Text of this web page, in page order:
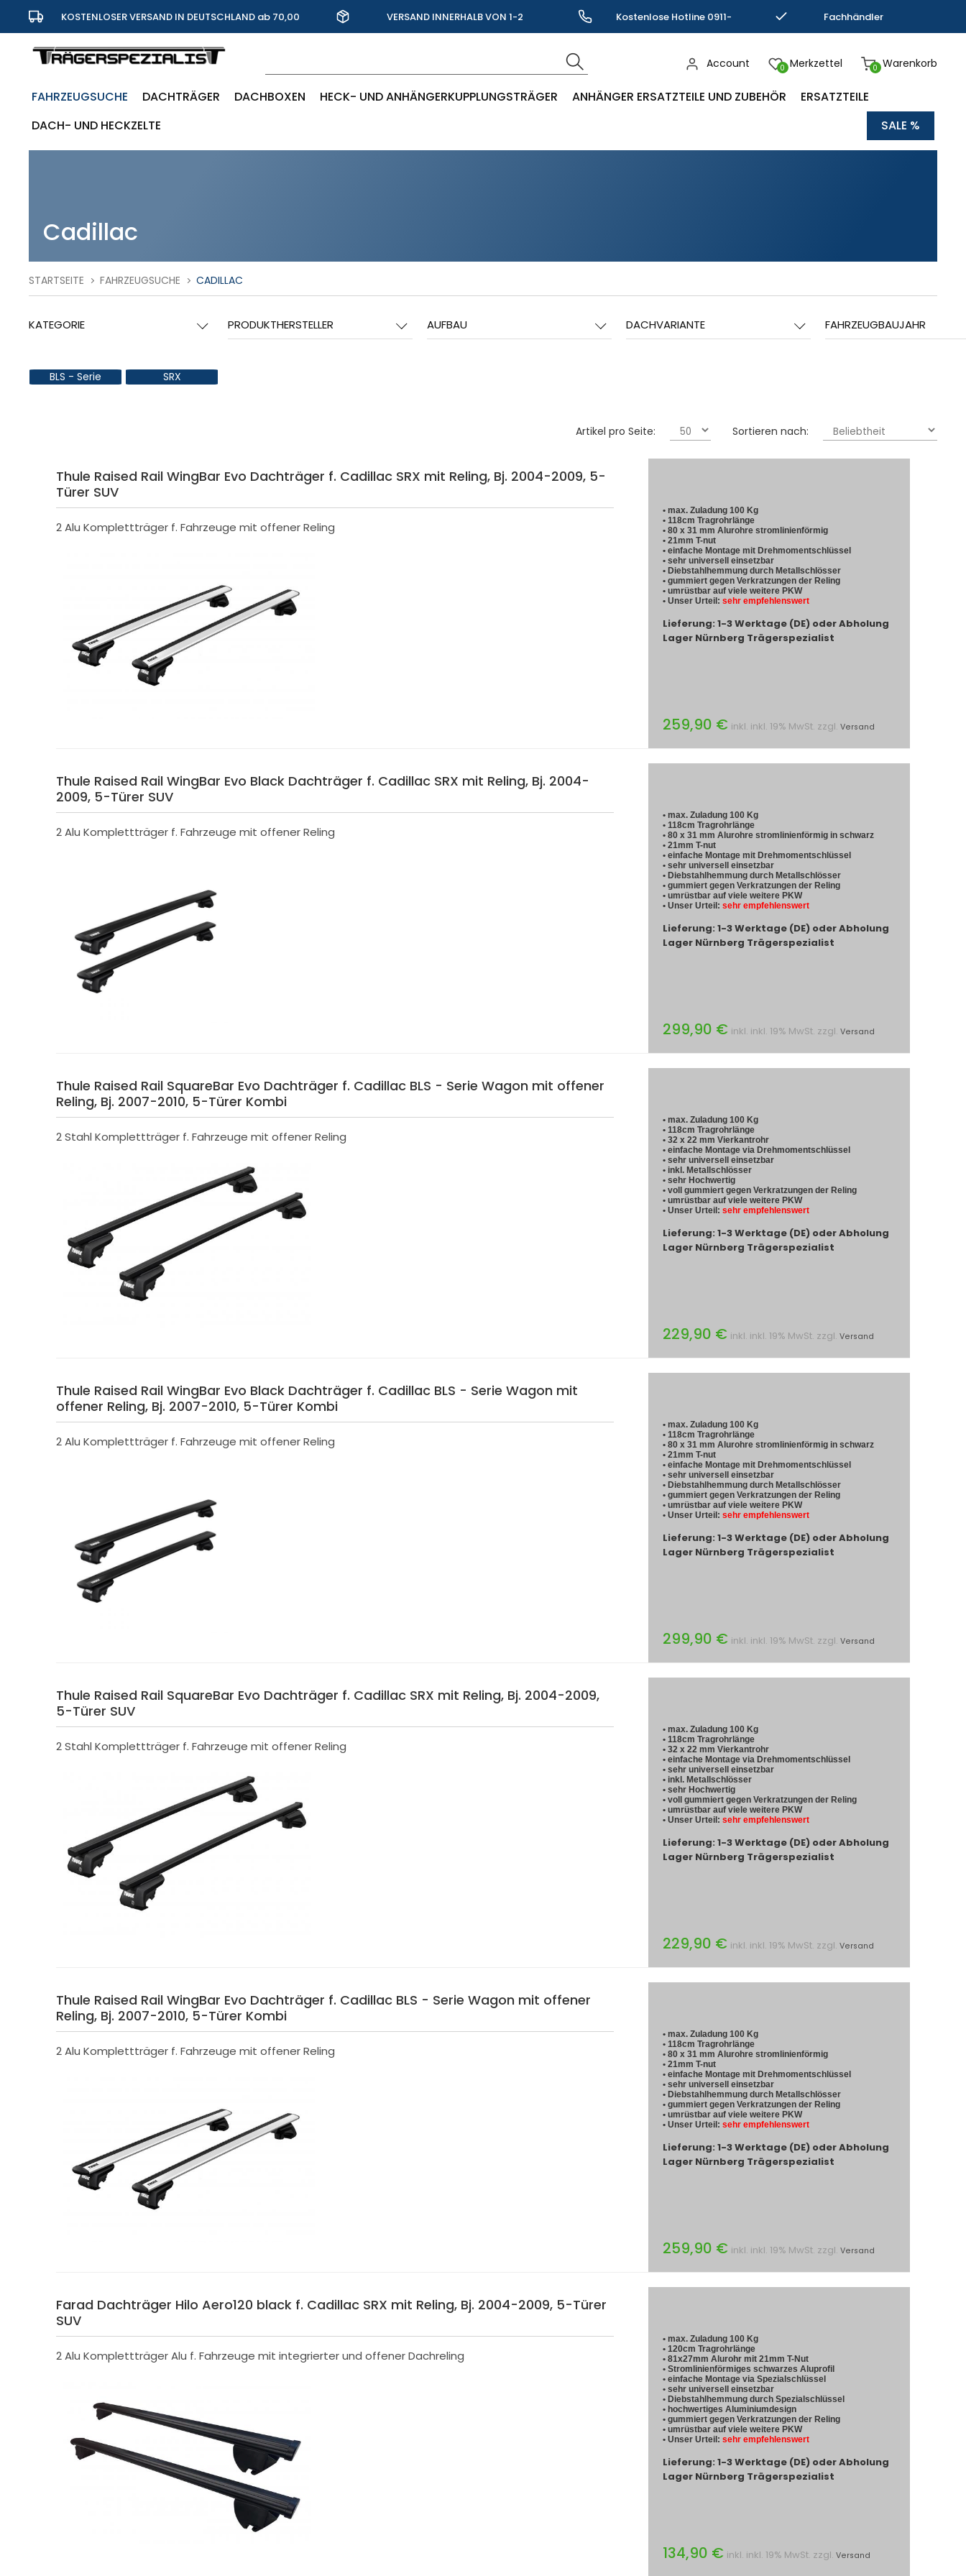
KOSTENLOSER VERSAND IN DEUTSCHLAND ab 70,00
Euro
VERSAND INNERHALB VON 1-2 Kostenlose Hotline 0911- Fachhändler
0 Warenkorb
0 Merkzettel
Account
FAHRZEUGSUCHE DACHTRÄGER DACHBOXEN HECK- UND ANHÄNGERKUPPLUNGSTRÄGER ANHÄNGER ERSATZTEILE UND ZUBEHÖR
ERSATZTEILE
DACH- UND HECKZELTE
SALE %
Cadillac
STARTSEITE FAHRZEUGSUCHE CADILLAC
KATEGORIE PRODUKTHERSTELLER AUFBAU DACHVARIANTE FAHRZEUGBAUJAHR
BLS - Serie SRX
Sortieren nach:
Artikel pro Seite:
Thule Raised Rail WingBar Evo Dachträger f. Cadillac SRX mit Reling, Bj. 2004-2009, 5-
Türer SUV
2 Alu Komplettträger f. Fahrzeuge mit offener Reling
• max. Zuladung 100 Kg
• 118cm Tragrohrlänge
• 80 x 31 mm Alurohre stromlinienförmig
• 21mm T-nut
• einfache Montage mit Drehmomentschlüssel
• sehr universell einsetzbar
• Diebstahlhemmung durch Metallschlösser
• gummiert gegen Verkratzungen der Reling
• umrüstbar auf viele weitere PKW
• Unser Urteil: sehr empfehlenswert
Lieferung: 1-3 Werktage (DE) oder Abholung
Lager Nürnberg Trägerspezialist
259,90 € inkl. inkl. 19% MwSt. zzgl. Versand
Thule Raised Rail WingBar Evo Black Dachträger f. Cadillac SRX mit Reling, Bj. 2004-
2009, 5-Türer SUV
2 Alu Komplettträger f. Fahrzeuge mit offener Reling
• max. Zuladung 100 Kg
• 118cm Tragrohrlänge
• 80 x 31 mm Alurohre stromlinienförmig in schwarz
• 21mm T-nut
• einfache Montage mit Drehmomentschlüssel
• sehr universell einsetzbar
• Diebstahlhemmung durch Metallschlösser
• gummiert gegen Verkratzungen der Reling
• umrüstbar auf viele weitere PKW
• Unser Urteil: sehr empfehlenswert
Lieferung: 1-3 Werktage (DE) oder Abholung
Lager Nürnberg Trägerspezialist
299,90 € inkl. inkl. 19% MwSt. zzgl. Versand
Thule Raised Rail SquareBar Evo Dachträger f. Cadillac BLS - Serie Wagon mit offener
Reling, Bj. 2007-2010, 5-Türer Kombi
2 Stahl Komplettträger f. Fahrzeuge mit offener Reling
• max. Zuladung 100 Kg
• 118cm Tragrohrlänge
• 32 x 22 mm Vierkantrohr
• einfache Montage via Drehmomentschlüssel
• sehr universell einsetzbar
• inkl. Metallschlösser
• sehr Hochwertig
• voll gummiert gegen Verkratzungen der Reling
• umrüstbar auf viele weitere PKW
• Unser Urteil: sehr empfehlenswert
Lieferung: 1-3 Werktage (DE) oder Abholung
Lager Nürnberg Trägerspezialist
229,90 € inkl. inkl. 19% MwSt. zzgl. Versand
Thule Raised Rail WingBar Evo Black Dachträger f. Cadillac BLS - Serie Wagon mit
offener Reling, Bj. 2007-2010, 5-Türer Kombi
2 Alu Komplettträger f. Fahrzeuge mit offener Reling
• max. Zuladung 100 Kg
• 118cm Tragrohrlänge
• 80 x 31 mm Alurohre stromlinienförmig in schwarz
• 21mm T-nut
• einfache Montage mit Drehmomentschlüssel
• sehr universell einsetzbar
• Diebstahlhemmung durch Metallschlösser
• gummiert gegen Verkratzungen der Reling
• umrüstbar auf viele weitere PKW
• Unser Urteil: sehr empfehlenswert
Lieferung: 1-3 Werktage (DE) oder Abholung
Lager Nürnberg Trägerspezialist
299,90 € inkl. inkl. 19% MwSt. zzgl. Versand
Thule Raised Rail SquareBar Evo Dachträger f. Cadillac SRX mit Reling, Bj. 2004-2009,
5-Türer SUV
2 Stahl Komplettträger f. Fahrzeuge mit offener Reling
• max. Zuladung 100 Kg
• 118cm Tragrohrlänge
• 32 x 22 mm Vierkantrohr
• einfache Montage via Drehmomentschlüssel
• sehr universell einsetzbar
• inkl. Metallschlösser
• sehr Hochwertig
• voll gummiert gegen Verkratzungen der Reling
• umrüstbar auf viele weitere PKW
• Unser Urteil: sehr empfehlenswert
Lieferung: 1-3 Werktage (DE) oder Abholung
Lager Nürnberg Trägerspezialist
229,90 € inkl. inkl. 19% MwSt. zzgl. Versand
Thule Raised Rail WingBar Evo Dachträger f. Cadillac BLS - Serie Wagon mit offener
Reling, Bj. 2007-2010, 5-Türer Kombi
2 Alu Komplettträger f. Fahrzeuge mit offener Reling
• max. Zuladung 100 Kg
• 118cm Tragrohrlänge
• 80 x 31 mm Alurohre stromlinienförmig
• 21mm T-nut
• einfache Montage mit Drehmomentschlüssel
• sehr universell einsetzbar
• Diebstahlhemmung durch Metallschlösser
• gummiert gegen Verkratzungen der Reling
• umrüstbar auf viele weitere PKW
• Unser Urteil: sehr empfehlenswert
Lieferung: 1-3 Werktage (DE) oder Abholung
Lager Nürnberg Trägerspezialist
259,90 € inkl. inkl. 19% MwSt. zzgl. Versand
Farad Dachträger Hilo Aero120 black f. Cadillac SRX mit Reling, Bj. 2004-2009, 5-Türer
SUV
2 Alu Komplettträger Alu f. Fahrzeuge mit integrierter und offener Dachreling
• max. Zuladung 100 Kg
• 120cm Tragrohrlänge
• 81x27mm Alurohr mit 21mm T-Nut
• Stromlinienförmiges schwarzes Aluprofil
• einfache Montage via Spezialschlüssel
• sehr universell einsetzbar
• Diebstahlhemmung durch Spezialschlüssel
• hochwertiges Aluminiumdesign
• gummiert gegen Verkratzungen der Reling
• umrüstbar auf viele weitere PKW
• Unser Urteil: sehr empfehlenswert
Lieferung: 1-3 Werktage (DE) oder Abholung
Lager Nürnberg Trägerspezialist
134,90 € inkl. inkl. 19% MwSt. zzgl. Versand